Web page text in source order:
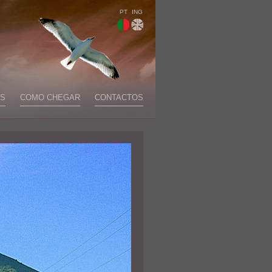
PT ING
COMO CHEGAR CONTACTOS